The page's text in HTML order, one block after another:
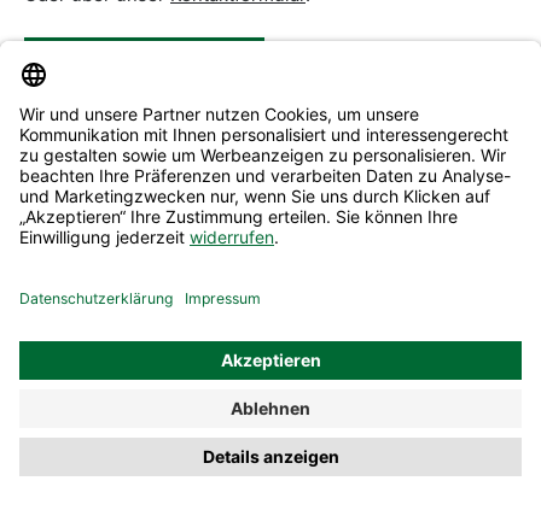
Service & Beratung
Informationen
© 2026 Mephisto Shop
Alle Preise inkl. gesetzl. Mehrwertsteuer zzgl.Versandkosten
und ggf. Nachnahmegebühren, wenn nicht anders
angegeben.